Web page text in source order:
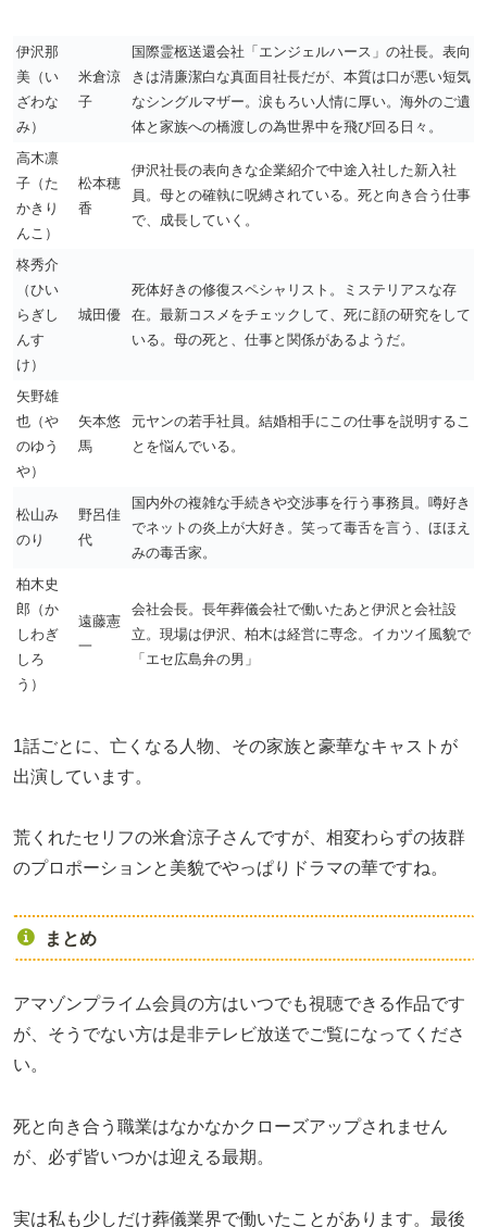
伊沢那
美（い
ざわな
み）
米倉涼
子
国際霊柩送還会社「エンジェルハース」の社長。表向
きは清廉潔白な真面目社長だが、本質は口が悪い短気
なシングルマザー。涙もろい人情に厚い。海外のご遺
体と家族への橋渡しの為世界中を飛び回る日々。
高木凛
子（た
かきり
んこ）
松本穂
香
伊沢社長の表向きな企業紹介で中途入社した新入社
員。母との確執に呪縛されている。死と向き合う仕事
で、成長していく。
柊秀介
（ひい
らぎし
んす
け）
城田優
死体好きの修復スペシャリスト。ミステリアスな存
在。最新コスメをチェックして、死に顔の研究をして
いる。母の死と、仕事と関係があるようだ。
矢野雄
也（や
のゆう
や）
矢本悠
馬
元ヤンの若手社員。結婚相手にこの仕事を説明するこ
とを悩んでいる。
松山み
のり
野呂佳
代
国内外の複雑な手続きや交渉事を行う事務員。噂好き
でネットの炎上が大好き。笑って毒舌を言う、ほほえ
みの毒舌家。
柏木史
郎（か
しわぎ
しろ
う）
遠藤憲
一
会社会長。長年葬儀会社で働いたあと伊沢と会社設
立。現場は伊沢、柏木は経営に専念。イカツイ風貌で
「エセ広島弁の男」
1話ごとに、亡くなる人物、その家族と豪華なキャストが
出演しています。
荒くれたセリフの米倉涼子さんですが、相変わらずの抜群
のプロポーションと美貌でやっぱりドラマの華ですね。
まとめ
アマゾンプライム会員の方はいつでも視聴できる作品です
が、そうでない方は是非テレビ放送でご覧になってくださ
い。
死と向き合う職業はなかなかクローズアップされません
が、必ず皆いつかは迎える最期。
実は私も少しだけ葬儀業界で働いたことがあります。最後